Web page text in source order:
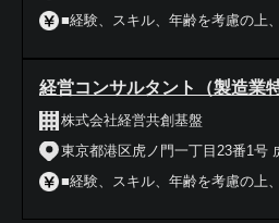
■経験、スキル、年齢を考慮の上
経営コンサルタント（製造業特
株式会社経営共創基盤
東京都港区虎ノ門一丁目23番1号
■経験、スキル、年齢を考慮の上